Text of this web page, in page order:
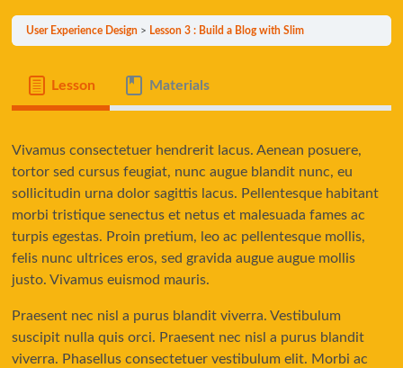
User Experience Design Lesson 3 : Build a Blog with Slim
Lesson Materials
Vivamus consectetuer hendrerit lacus. Aenean posuere,
tortor sed cursus feugiat, nunc augue blandit nunc, eu
sollicitudin urna dolor sagittis lacus. Pellentesque habitant
morbi tristique senectus et netus et malesuada fames ac
turpis egestas. Proin pretium, leo ac pellentesque mollis,
felis nunc ultrices eros, sed gravida augue augue mollis
justo. Vivamus euismod mauris.
Praesent nec nisl a purus blandit viverra. Vestibulum
suscipit nulla quis orci. Praesent nec nisl a purus blandit
viverra. Phasellus consectetuer vestibulum elit. Morbi ac